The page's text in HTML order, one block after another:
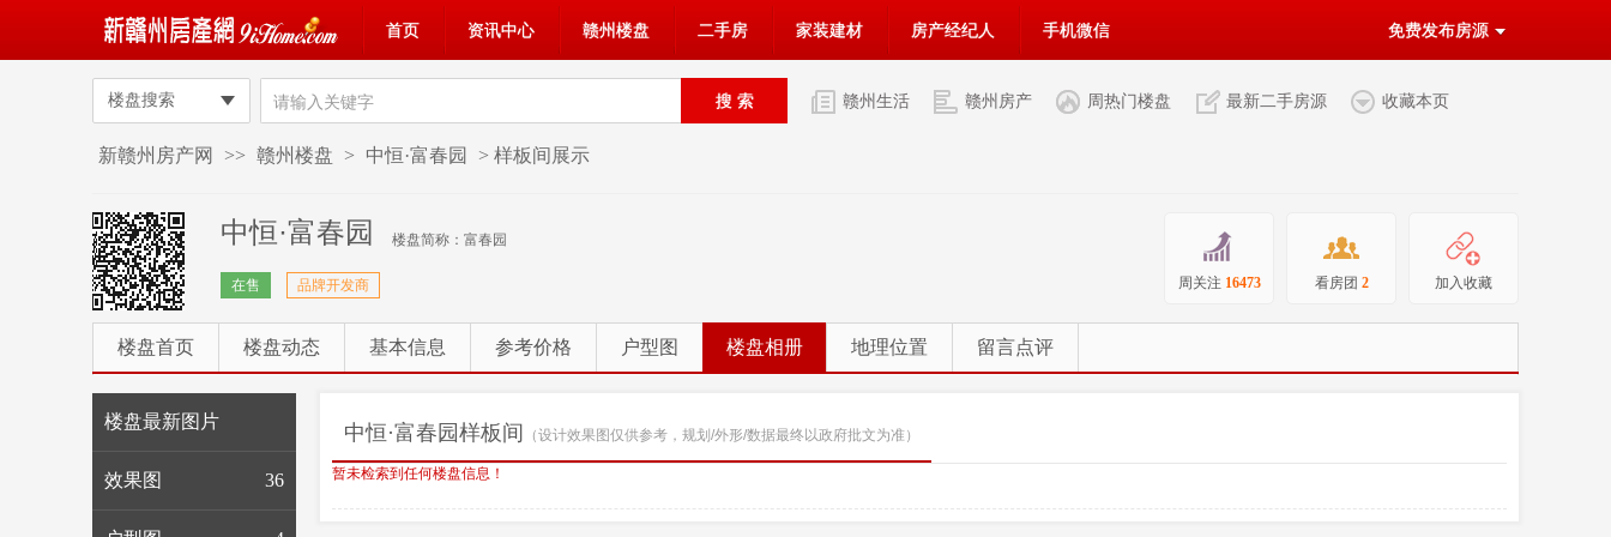
首页 资讯中心 赣州楼盘 二手房 家装建材 房产经纪人 手机微信 免费发布房源
楼盘搜索 赣州生活 赣州房产 周热门楼盘 最新二手房源 收藏本页
新赣州房产网 >> 赣州楼盘 > 中恒·富春园 > 样板间展示
中恒·富春园 楼盘简称：富春园
在售 品牌开发商 周关注 16473 看房团 2 加入收藏
楼盘首页 楼盘动态 基本信息 参考价格 户型图 楼盘相册 地理位置 留言点评
楼盘最新图片
效果图 36
中恒·富春园样板间 （设计效果图仅供参考，规划/外形/数据最终以政府批文为准）
暂未检索到任何楼盘信息！